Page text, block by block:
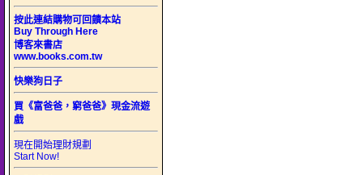
按此連結購物可回饋本站
Buy Through Here
博客來書店
www.books.com.tw
快樂狗日子
買《富爸爸，窮爸爸》現金流遊
戲
現在開始理財規劃
Start Now!